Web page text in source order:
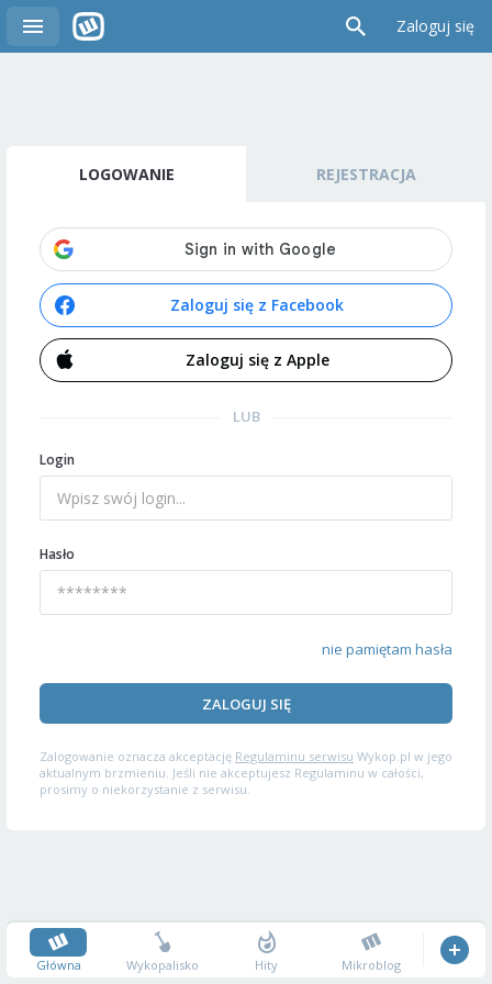
Zaloguj się
LOGOWANIE REJESTRACJA
Zaloguj się z Facebook
Zaloguj się z Apple
LUB
Login
Hasło
nie pamiętam hasła
ZALOGUJ SIĘ
Zalogowanie oznacza akceptację Regulaminu serwisu Wykop.pl w jego
aktualnym brzmieniu. Jeśli nie akceptujesz Regulaminu w całości,
prosimy o niekorzystanie z serwisu.
Główna Wykopalisko Hity Mikroblog